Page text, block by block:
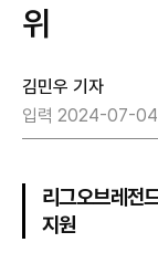
위
김민우 기자
입력 2024-07-
리그오브레전
지원